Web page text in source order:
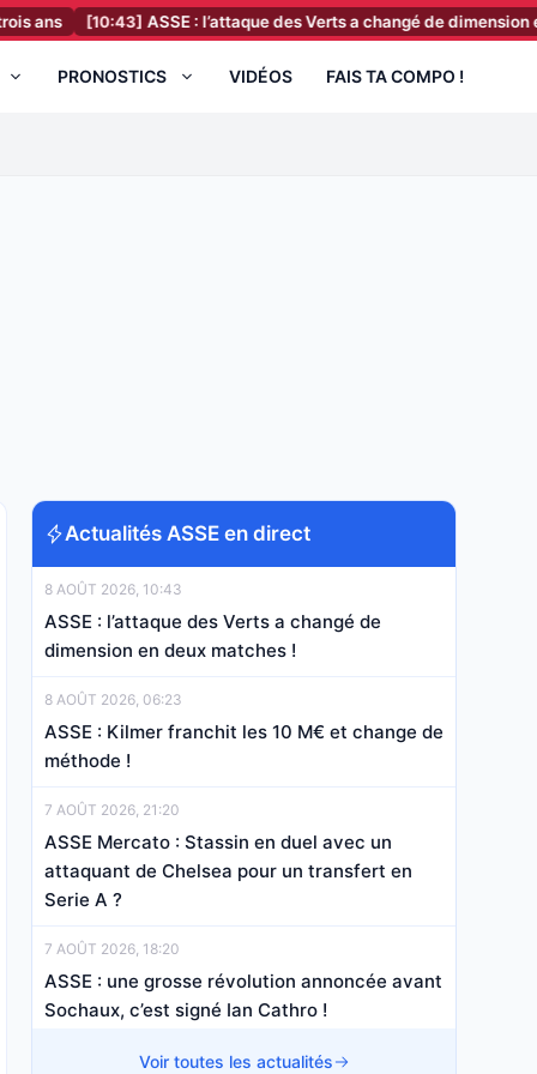
[10:43] ASSE : l’attaque des Verts a changé de dimension en deux
PRONOSTICS VIDÉOS FAIS TA COMPO !
Actualités ASSE en direct
8 AOÛT 2026, 10:43
ASSE : l’attaque des Verts a changé de
dimension en deux matches !
8 AOÛT 2026, 06:23
ASSE : Kilmer franchit les 10 M€ et change de
méthode !
7 AOÛT 2026, 21:20
ASSE Mercato : Stassin en duel avec un
attaquant de Chelsea pour un transfert en
Serie A ?
7 AOÛT 2026, 18:20
ASSE : une grosse révolution annoncée avant
Sochaux, c’est signé Ian Cathro !
7 AOÛT 2026, 14:45Voir toutes les actualités